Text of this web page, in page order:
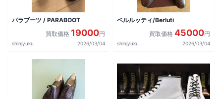
パラブーツ / PARABOOT
買取価格 19000円
shinjyuku 2026/03/04
ベルルッティ/Berluti
買取価格 45000円
shinjyuku 2026/03/04